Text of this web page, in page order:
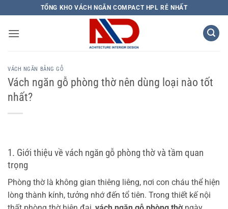
qua
nội
TỔNG KHO VÁCH NGĂN COMPACT HPL RẺ NHẤT
VÁCH NGĂN BẰNG GỖ
Vách ngăn gỗ phòng thờ nên dùng loại nào tốt
nhất?
1. Giới thiệu về vách ngăn gỗ phòng thờ và tầm quan
trọng
Phòng thờ là không gian thiêng liêng, nơi con cháu thể hiện
lòng thành kính, tưởng nhớ đến tổ tiên. Trong thiết kế nội